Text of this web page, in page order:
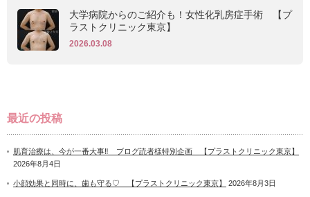
大学病院からのご紹介も！女性化乳房症手術 【プ
ラストクリニック東京】
2026.03.08
最近の投稿
肌育治療は、今が一番大事‼ ブログ読者様特別企画 【プラストクリニック東京】
2026年8月4日
小顔効果と同時に、歯も守る♡ 【プラストクリニック東京】 2026年8月3日